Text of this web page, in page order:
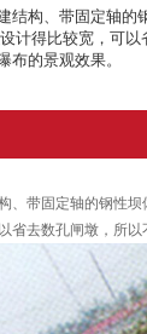
结构、带固定轴
计得比较宽，可
的景观效果。
带固定轴的钢性
省去数孔闸墩，所